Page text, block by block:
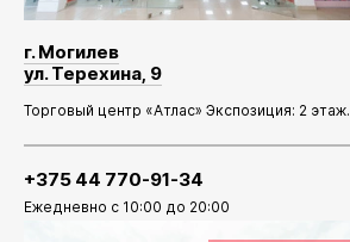
г. Могилев
ул. Терехина, 9
Торговый центр «Атлас» Экспозиция: 2 этаж.
+375 44 770-91-34
Ежедневно с 10:00 до 20:00